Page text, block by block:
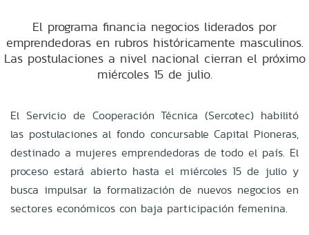
El programa financia negocios liderados por
emprendedoras en rubros históricamente masculinos.
Las postulaciones a nivel nacional cierran el próximo
miércoles 15 de julio.
El Servicio de Cooperación Técnica (Sercotec) habilitó
las postulaciones al fondo concursable Capital Pioneras,
destinado a mujeres emprendedoras de todo el país. El
proceso estará abierto hasta el miércoles 15 de julio y
busca impulsar la formalización de nuevos negocios en
sectores económicos con baja participación femenina.